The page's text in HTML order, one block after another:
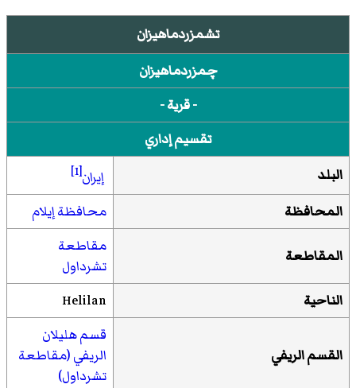
تشمزردماهيزان
چمزردماهيزان
- قرية -
تقسيم إداري
البلد
إيران[1]
المحافظة محافظة إيلام
المقاطعة
مقاطعة
تشرداول
الناحية
Helilan
القسم الريفي
قسم هليلان
الريفي (مقاطعة
تشرداول)